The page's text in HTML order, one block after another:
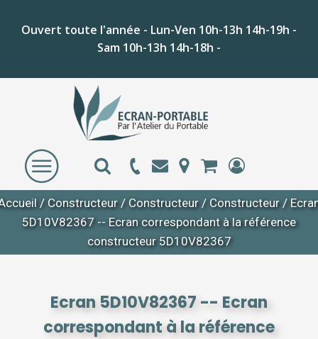
Ouvert toute l'année - Lun-Ven 10h-13h 14h-19h -
Sam 10h-13h 14h-18h -
/ Constructeur / Constructeur / Constructeur /
5D10V82367 -- Ecran correspondant à la référence
constructeur 5D10V82367
Ecran 5D10V82367 -- Ecran
correspondant à la référence